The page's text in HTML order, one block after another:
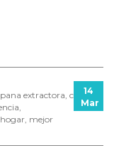
extractora casa,
hogar mejor
14
Mar